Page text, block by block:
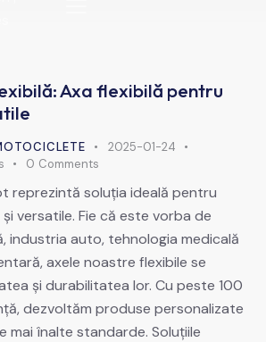
Axa flexibilă pentru
2025-01-24
0 Comments
reprezintă soluția ideală pentru
versatile. Fie că este vorba de
industria auto, tehnologia medicală
axele noastre flexibile se
și durabilitatea lor. Cu peste 100
dezvoltăm produse personalizate
mai înalte standarde. Soluțiile